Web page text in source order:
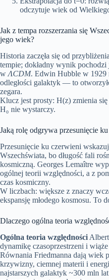
odczytuje wiek od
Jak z tempa rozszerzania się
jego wiek?
Historia zaczęła się od przybliżenia
tempie; dokładny wynik
w ΛCDM. Edwin Hubble w 1929
odległości galaktyk — to
zegara.
Klucz jest prosty: H(z) zmienia
H₀ nie wystarczy.
Jaką rolę odgrywa przesunięcie
Przesunięcie ku czerwieni
Wszechświata, bo długość fali
kosmiczną. Georges Lemaître
ogólnej teorii względności, a z
czas kosmiczny.
W liczbach: większe z znaczy
ekspansję młodego kosmosu. To
Dlaczego ogólna teoria
Ogólna teoria względności
dynamikę czasoprzestrzeni i
Równania Friedmanna dają wiek
krzywizny, ciemnej materii i
najstarszych galaktyk ~300 mln